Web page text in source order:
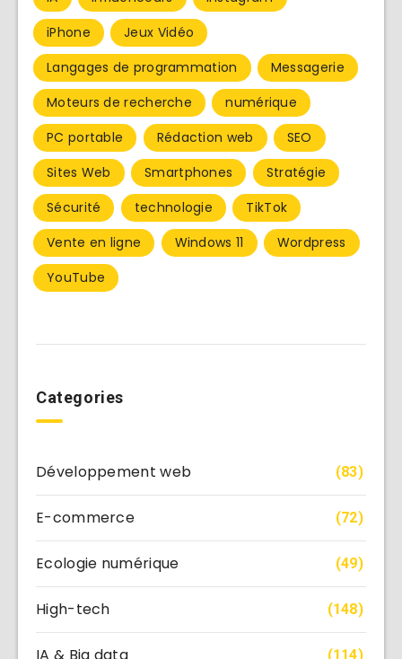
iPhone
Jeux Vidéo
Langages de programmation
Messagerie
Moteurs de recherche
numérique
PC portable
Rédaction web
SEO
Sites Web
Smartphones
Stratégie
Sécurité
technologie
TikTok
Vente en ligne
Windows 11
Wordpress
YouTube
Categories
Développement web (83)
E-commerce (72)
Ecologie numérique (49)
High-tech (148)
(114)